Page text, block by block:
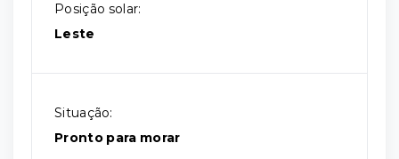
Posição solar:
Leste
Situação:
Pronto para morar